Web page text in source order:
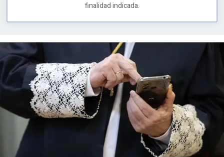
finalidad indicada.